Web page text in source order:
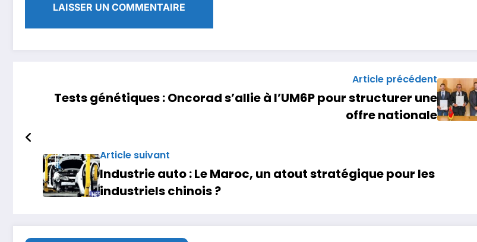
Article précédent
Tests génétiques : Oncorad s’allie à l’UM6P pour structurer une
offre nationale
Article suivant
Industrie auto : Le Maroc, un atout stratégique pour les
industriels chinois ?